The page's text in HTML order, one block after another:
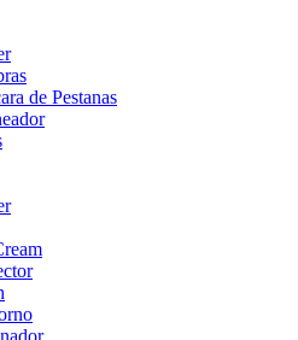
de Pestanas